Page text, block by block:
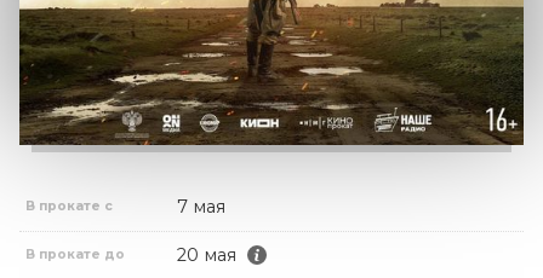
В прокате с 7 мая
В прокате до 20 мая